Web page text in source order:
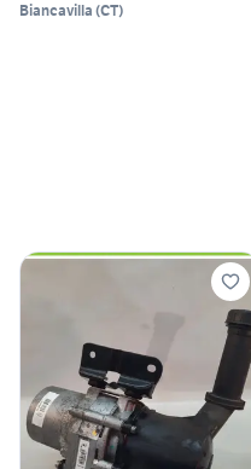
Biancavilla (CT)